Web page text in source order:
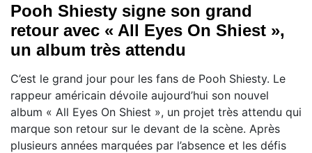
Pooh Shiesty signe son grand
retour avec « All Eyes On Shiest »,
un album très attendu
C’est le grand jour pour les fans de Pooh Shiesty. Le
rappeur américain dévoile aujourd’hui son nouvel
album « All Eyes On Shiest », un projet très attendu qui
marque son retour sur le devant de la scène. Après
plusieurs années marquées par l’absence et les défis